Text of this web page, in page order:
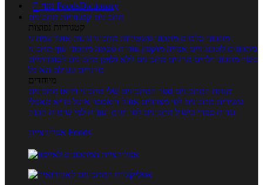

מנוי FoodsDictionary
מתכונים קטגוריות מתכונים
קטגוריות נפוצות
מתכוני סלטים מתכוני פשטידות מתכוני עוגות אוכל צמחוני
מתכונים לטבעוניים אפייה מוקפץ עוגיות פסטה מתכוני עוף מתכוני
בשר מתכוני ילדים מרקים מתכונים ללא גלוטן מתכונים לסוכרתיים
טרנדים בעולם האוכל
מיוחדים
מנתח המתכונים ספר המתכונים שלי מתכוני וידאו מתכונים
עשירים מתכונים לפי מצרכים אוכל דיאטטי אוכל בריא מאכלי
עדות ספרי בישול מתכונים לפי חגים ועונות לפי שיטות הכנה
אפליקציית Foods